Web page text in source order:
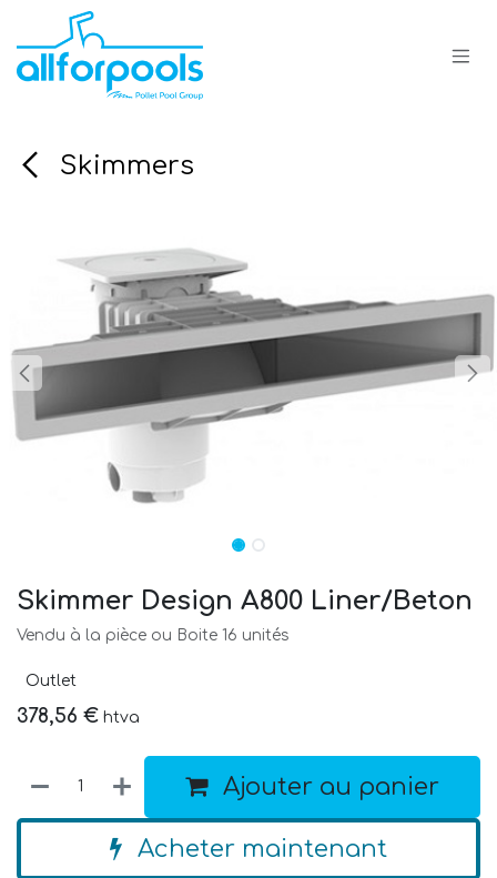
Se rendre au contenu
Skimmers
Skimmer Design A800 Liner/Beton
Vendu à la pièce ou Boite 16 unités
Outlet
378,56 € htva
Ajouter au panier
Acheter maintenant